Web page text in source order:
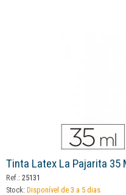
Tinta Latex La Pajarita 35
Ref.: 25131
Stock: Disponível de 3 a 5 dias